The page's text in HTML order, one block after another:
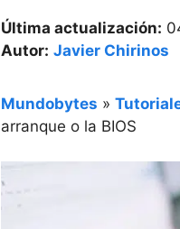
Última actualización:
Autor: Javier Chirinos
Mundobytes »
arranque o la BIOS